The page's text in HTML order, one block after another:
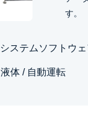
す。
システムソフトウ
液体 / 自動運転